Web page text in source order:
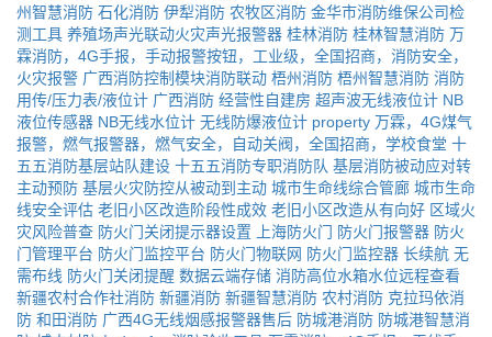
州智慧消防 石化消防 伊犁消防 农牧区消防 金华市消防维保公司检
测工具 养殖场声光联动火灾声光报警器 桂林消防 桂林智慧消防 万
霖消防，4G手报，手动报警按钮，工业级，全国招商，消防安全，
火灾报警 广西消防控制模块消防联动 梧州消防 梧州智慧消防 消防
用传/压力表/液位计 广西消防 经营性自建房 超声波无线液位计 NB
液位传感器 NB无线水位计 无线防爆液位计 property 万霖，4G煤气
报警，燃气报警器，燃气安全，自动关阀，全国招商，学校食堂 十
五五消防基层站队建设 十五五消防专职消防队 基层消防被动应对转
主动预防 基层火灾防控从被动到主动 城市生命线综合管廊 城市生命
线安全评估 老旧小区改造阶段性成效 老旧小区改造从有向好 区域火
灾风险普查 防火门关闭提示器设置 上海防火门 防火门报警器 防火
门管理平台 防火门监控平台 防火门物联网 防火门监控器 长续航 无
需布线 防火门关闭提醒 数据云端存储 消防高位水箱水位远程查看
新疆农村合作社消防 新疆消防 新疆智慧消防 农村消防 克拉玛依消
防 和田消防 广西4G无线烟感报警器售后 防城港消防 防城港智慧消